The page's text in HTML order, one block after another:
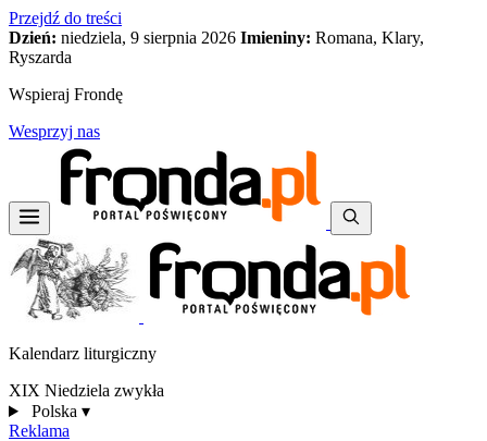
Przejdź do treści
Dzień: niedziela, 9 sierpnia 2026 Imieniny: Romana, Klary,
Ryszarda
Wspieraj Frondę
Wesprzyj nas
Kalendarz liturgiczny
XIX Niedziela zwykła
Polska ▾
Reklama